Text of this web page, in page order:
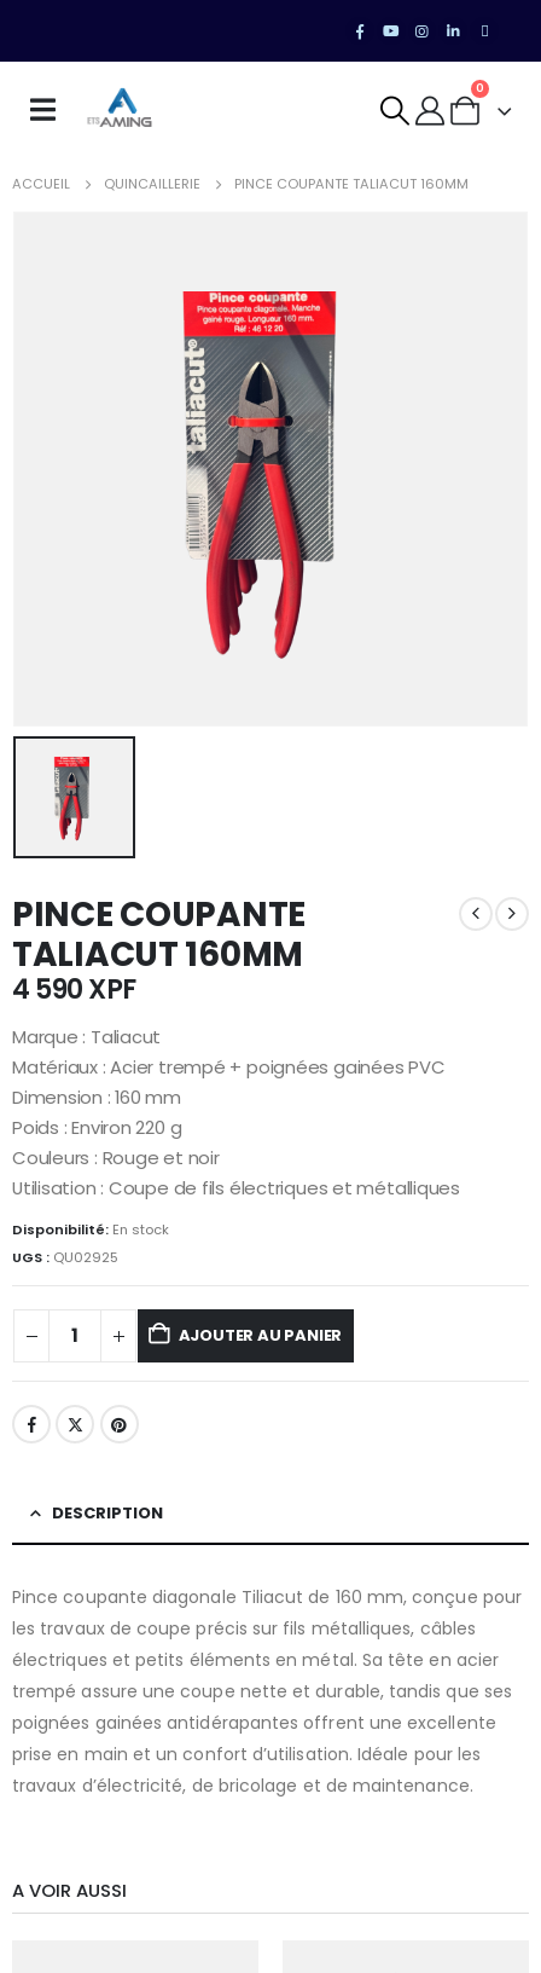
0
ACCUEIL QUINCAILLERIE PINCE COUPANTE TALIACUT 160MM
PINCE COUPANTE
TALIACUT 160MM
4 590XPF
Marque : Taliacut
Matériaux : Acier trempé + poignées gainées PVC
Dimension : 160 mm
Poids : Environ 220 g
Couleurs : Rouge et noir
Utilisation : Coupe de fils électriques et métalliques
Disponibilité: En stock
UGS : QU02925
AJOUTER AU PANIER
DESCRIPTION
Pince coupante diagonale Tiliacut de 160 mm, conçue pour
les travaux de coupe précis sur fils métalliques, câbles
électriques et petits éléments en métal. Sa tête en acier
trempé assure une coupe nette et durable, tandis que ses
poignées gainées antidérapantes offrent une excellente
prise en main et un confort d’utilisation. Idéale pour les
travaux d’électricité, de bricolage et de maintenance.
A VOIR AUSSI